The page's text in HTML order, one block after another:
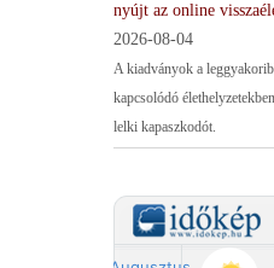
nyújt az online
2026-08-04
A kiadványok a
kapcsolódó
lelki kapaszkodót.